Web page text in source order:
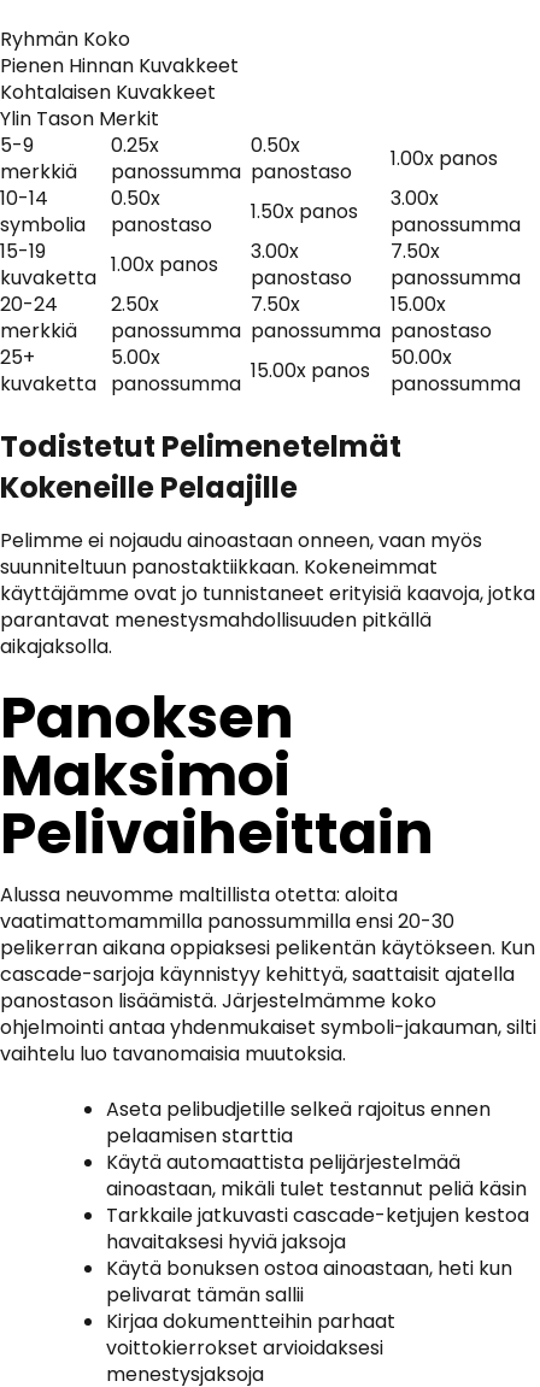
Ryhmän Koko
Pienen Hinnan Kuvakkeet
Kohtalaisen Kuvakkeet
Ylin Tason Merkit
5-9
merkkiä
0.25x
panossumma
0.50x
panostaso
1.00x panos
10-14
symbolia
0.50x
panostaso
1.50x panos
3.00x
panossumma
15-19
kuvaketta 1.00x panos
3.00x
panostaso
7.50x
panossumma
20-24
merkkiä
2.50x
panossumma
7.50x
panossumma
15.00x
panostaso
25+
kuvaketta
5.00x
panossumma 15.00x panos
50.00x
panossumma
Todistetut Pelimenetelmät
Kokeneille Pelaajille
Pelimme ei nojaudu ainoastaan onneen, vaan myös
suunniteltuun panostaktiikkaan. Kokeneimmat
käyttäjämme ovat jo tunnistaneet erityisiä kaavoja, jotka
parantavat menestysmahdollisuuden pitkällä
aikajaksolla.
Panoksen
Maksimoi
Pelivaiheittain
Alussa neuvomme maltillista otetta: aloita
vaatimattomammilla panossummilla ensi 20-30
pelikerran aikana oppiaksesi pelikentän käytökseen. Kun
cascade-sarjoja käynnistyy kehittyä, saattaisit ajatella
panostason lisäämistä. Järjestelmämme koko
ohjelmointi antaa yhdenmukaiset symboli-jakauman, silti
vaihtelu luo tavanomaisia muutoksia.
Aseta pelibudjetille selkeä rajoitus ennen
pelaamisen starttia
Käytä automaattista pelijärjestelmää
ainoastaan, mikäli tulet testannut peliä käsin
Tarkkaile jatkuvasti cascade-ketjujen kestoa
havaitaksesi hyviä jaksoja
Käytä bonuksen ostoa ainoastaan, heti kun
pelivarat tämän sallii
Kirjaa dokumentteihin parhaat
voittokierrokset arvioidaksesi
menestysjaksoja